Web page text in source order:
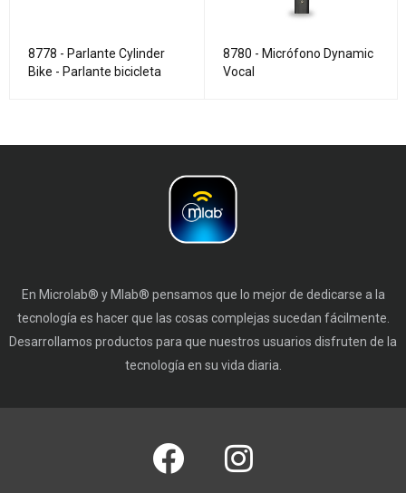
8778 - Parlante Cylinder
Bike - Parlante bicicleta
8780 - Micrófono Dynamic
Vocal
En Microlab® y Mlab® pensamos que lo mejor de dedicarse a la
tecnología es hacer que las cosas complejas sucedan fácilmente.
Desarrollamos productos para que nuestros usuarios disfruten de la
tecnología en su vida diaria.